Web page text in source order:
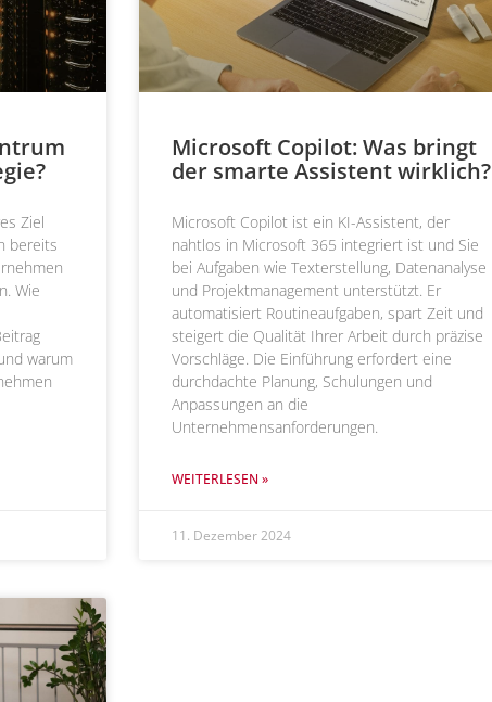
Ziel
bereits
Wie
warum
Microsoft Copilot: Was bringt
der smarte Assistent wirklich?
Microsoft Copilot ist ein KI-Assistent, der
nahtlos in Microsoft 365 integriert ist und Sie
bei Aufgaben wie Texterstellung, Datenanalyse
und Projektmanagement unterstützt. Er
automatisiert Routineaufgaben, spart Zeit und
steigert die Qualität Ihrer Arbeit durch präzise
Vorschläge. Die Einführung erfordert eine
durchdachte Planung, Schulungen und
Anpassungen an die
Unternehmensanforderungen.
WEITERLESEN »
11. Dezember 2024